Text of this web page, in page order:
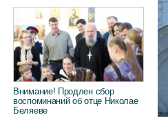
Внимание! Продлен сбор
воспоминаний об отце Николае
Беляеве